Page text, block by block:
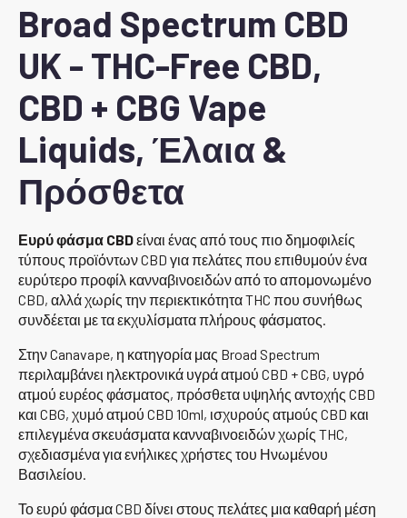
Broad Spectrum CBD
UK - THC-Free CBD,
CBD + CBG Vape
Liquids, Έλαια &
Πρόσθετα
Ευρύ φάσμα CBDείναι ένας από τους πιο δημοφιλείς
τύπους προϊόντων CBD για πελάτες που επιθυμούν ένα
ευρύτερο προφίλ κανναβινοειδών από το απομονωμένο
CBD, αλλά χωρίς την περιεκτικότητα THC που συνήθως
συνδέεται με τα εκχυλίσματα πλήρους φάσματος.
Στην Canavape, η κατηγορία μας Broad Spectrum
περιλαμβάνει ηλεκτρονικά υγρά ατμού CBD + CBG, υγρό
ατμού ευρέος φάσματος, πρόσθετα υψηλής αντοχής CBD
και CBG, χυμό ατμού CBD 10ml, ισχυρούς ατμούς CBD και
επιλεγμένα σκευάσματα κανναβινοειδών χωρίς THC,
σχεδιασμένα για ενήλικες χρήστες του Ηνωμένου
Βασιλείου.
Το ευρύ φάσμα CBD δίνει στους πελάτες μια καθαρή μέση